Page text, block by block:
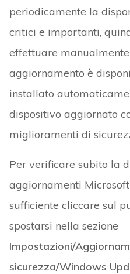
periodicamente la
critici e importanti,
effettuare
aggiornamento è
installato
dispositivo aggiornato
miglioramenti di
Per verificare subito la
aggiornamenti
sufficiente cliccare sul
spostarsi nella sezione
Impostazioni/
sicurezza/Windows